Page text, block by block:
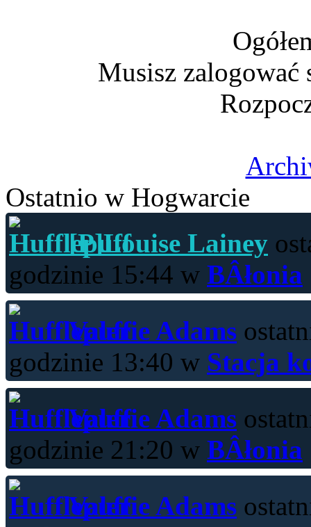
Musisz zalogować
Ostatnio w Hogwarcie
[P]Louise Lainey
godzinie 15:44 w BÂłonia
Valerie Adams
godzinie 13:40 w Stacja
Valerie Adams
godzinie 21:20 w BÂłonia
Valerie Adams